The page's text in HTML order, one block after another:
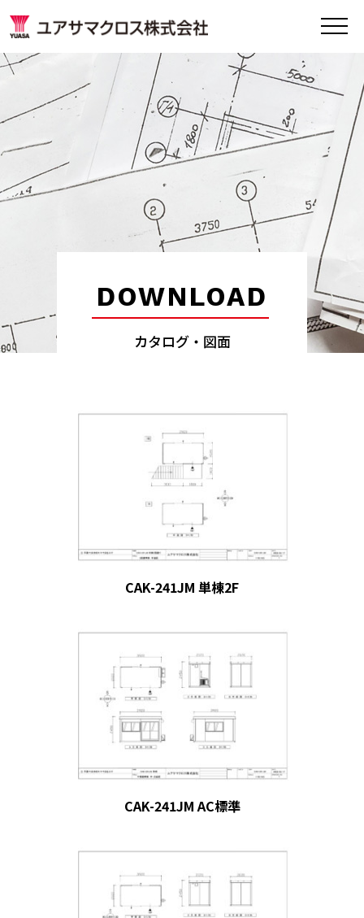
DOWNLOAD
カタログ・図面
CAK-241JM 単棟2F
CAK-241JM AC標準